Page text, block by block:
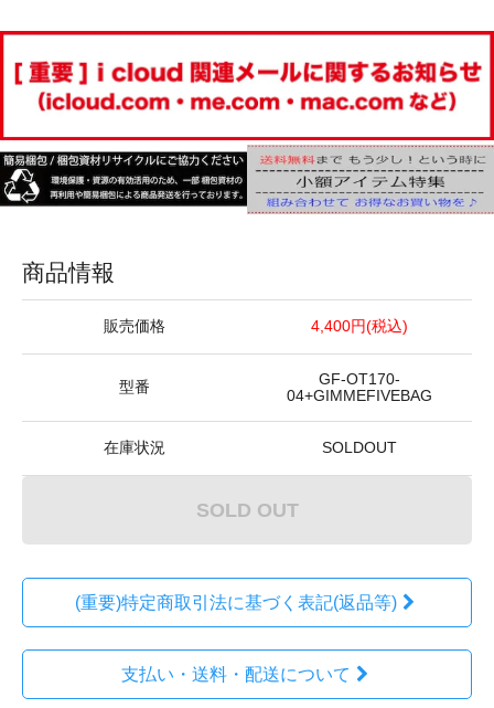
商品情報
販売価格 4,400円(税込)
型番
GF-OT170-
04+GIMMEFIVEBAG
在庫状況 SOLDOUT
SOLD OUT
(重要)特定商取引法に基づく表記(返品等)
支払い・送料・配送について